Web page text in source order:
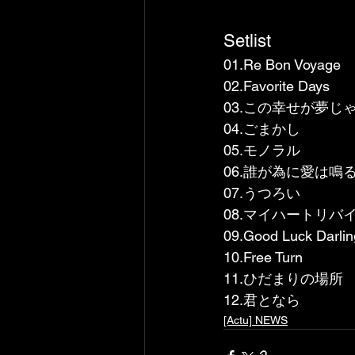
Setlist
01.Re Bon Voyage
02.Favorite Days
03.この幸せが夢じ
04.ごまかし
05.モノラル
06.誰が為に愛は鳴る
07.うつろい
08.マイハートリバ
09.Good Luck
10.Free Turn
11.ひだまりの場所
12.君となら
[Actu] NEWS